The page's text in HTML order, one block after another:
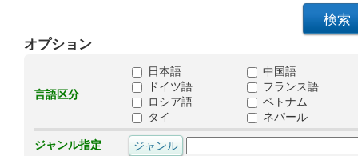
オプション
言語区分
日本語
中国語
ドイツ語
フランス語
ロシア語
ベトナム
タイ
ネパール
ジャンル指定